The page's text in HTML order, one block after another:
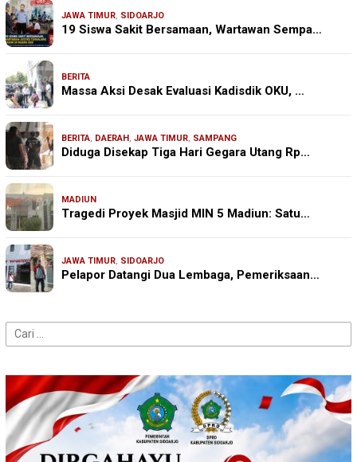
JAWA TIMUR, SIDOARJO
19 Siswa Sakit Bersamaan, Wartawan Sempa…
BERITA
Massa Aksi Desak Evaluasi Kadisdik OKU, …
BERITA, DAERAH , JAWA TIMUR, SAMPANG
Diduga Disekap Tiga Hari Gegara Utang Rp…
MADIUN
Tragedi Proyek Masjid MIN 5 Madiun: Satu…
JAWA TIMUR, SIDOARJO
Pelapor Datangi Dua Lembaga, Pemeriksaan…
Cari
untuk: